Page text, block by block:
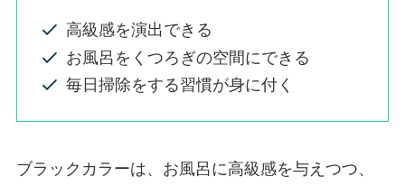
高級感を演出できる
お風呂をくつろぎの空間にできる
毎日掃除をする習慣が身に付く
ブラックカラーは、お風呂に高級感を与えつつ、